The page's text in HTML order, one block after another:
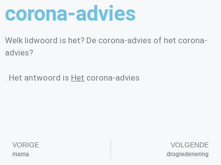
corona-advies
Welk lidwoord is het? De corona-advies of het corona-
advies?
. Het antwoord is Het corona-advies
VORIGE
mama
VOLGENDE
drogredenering